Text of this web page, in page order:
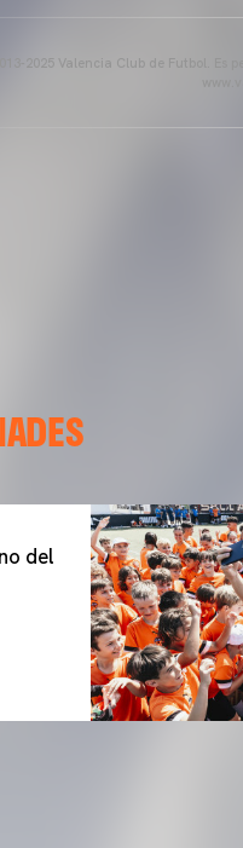
2025 Valencia Club de Futbol.
del